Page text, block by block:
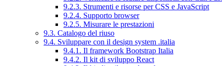
9.2.3. Strumenti e risorse per CSS e JavaScript
9.2.4. Supporto browser
9.2.5. Misurare le prestazioni
9.3. Catalogo del riuso
9.4. Sviluppare con il design system .italia
9.4.1. Il framework Bootstrap Italia
9.4.2. Il kit di sviluppo React